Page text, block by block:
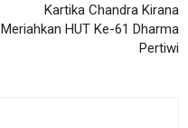
Kartika Chandra Kirana
Meriahkan HUT Ke-61 Dharma
Pertiwi